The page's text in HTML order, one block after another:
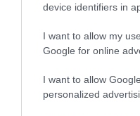
device identifiers in
I want to allow my
Google for online
I want to allow
personalized
Η λειτουργία στα
αυτοκινήτου που
το καλοκαίρι
05.08.2026 | 20:20Όλες οι